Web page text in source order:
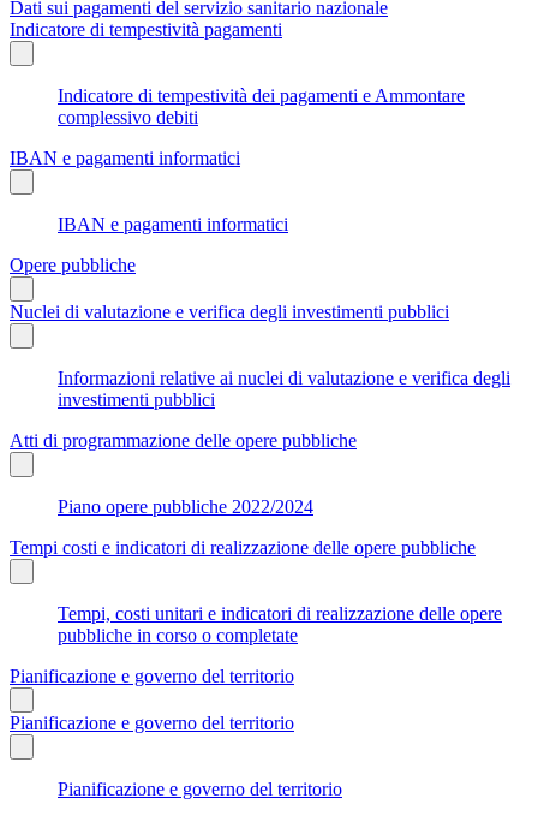
Dati sui pagamenti del servizio sanitario nazionale
Indicatore di tempestività pagamenti
Indicatore di tempestività dei pagamenti e Ammontare
complessivo debiti
IBAN e pagamenti informatici
IBAN e pagamenti informatici
Opere pubbliche
Nuclei di valutazione e verifica degli investimenti pubblici
Informazioni relative ai nuclei di valutazione e verifica degli
investimenti pubblici
Atti di programmazione delle opere pubbliche
Piano opere pubbliche 2022/2024
Tempi costi e indicatori di realizzazione delle opere pubbliche
Tempi, costi unitari e indicatori di realizzazione delle opere
pubbliche in corso o completate
Pianificazione e governo del territorio
Pianificazione e governo del territorio
Pianificazione e governo del territorio